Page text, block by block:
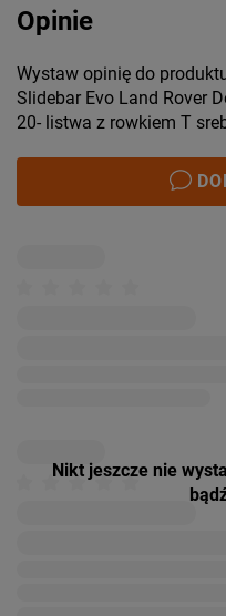
Opinie
Wystaw opinię do
Slidebar Evo Land Rover
20- listwa z rowkiem T
Nikt jeszcze nie